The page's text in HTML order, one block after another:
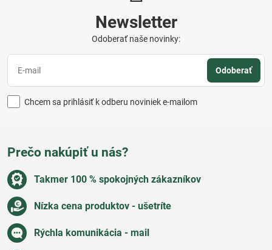
Newsletter
Odoberať naše novinky:
Odoberať
Chcem sa prihlásiť k odberu noviniek e-mailom
Prečo nakúpiť u nás?
Takmer 100 % spokojných zákazníkov
Nízka cena produktov - ušetríte
Rýchla komunikácia - mail